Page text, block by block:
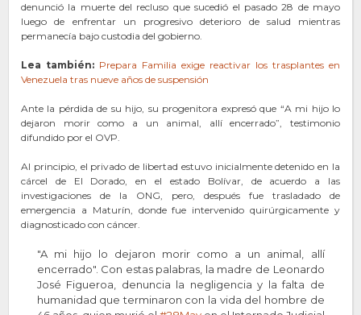
denunció la muerte del recluso que sucedió el pasado 28 de mayo
luego de enfrentar un progresivo deterioro de salud mientras
permanecía bajo custodia del gobierno.
Lea también: Prepara Familia exige reactivar los trasplantes en
Venezuela tras nueve años de suspensión
Ante la pérdida de su hijo, su progenitora expresó que “A mi hijo lo
dejaron morir como a un animal, allí encerrado”, testimonio
difundido por el OVP.
Al principio, el privado de libertad estuvo inicialmente detenido en la
cárcel de El Dorado, en el estado Bolívar, de acuerdo a las
investigaciones de la ONG, pero, después fue trasladado de
emergencia a Maturín, donde fue intervenido quirúrgicamente y
diagnosticado con cáncer.
"A mi hijo lo dejaron morir como a un animal, allí
encerrado". Con estas palabras, la madre de Leonardo
José Figueroa, denuncia la negligencia y la falta de
humanidad que terminaron con la vida del hombre de